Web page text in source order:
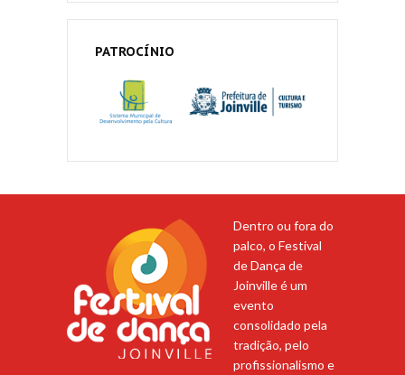
PATROCÍNIO
Dentro ou fora do
palco, o Festival
de Dança de
Joinville é um
evento
consolidado pela
tradição, pelo
profissionalismo e